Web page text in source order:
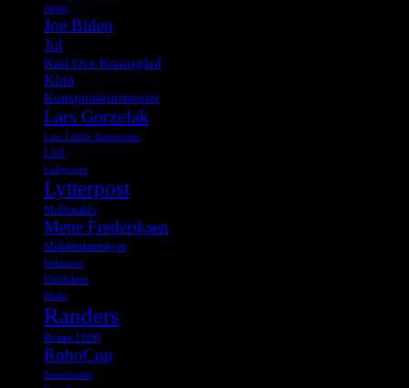
Japan
Joe Biden
Jul
Karl Ove Knausgård
Kina
Konspirationsteorier
Lars Gorzelak
Lars Løkke Rasmussen
Lidl
Luftgevær
Lytterpost
McDonald's
Mette Frederiksen
Midalderlandsbyen
Pokemon
Politiken
Påske
Randers
Rema 1000
RoboCop
Sexrobotter